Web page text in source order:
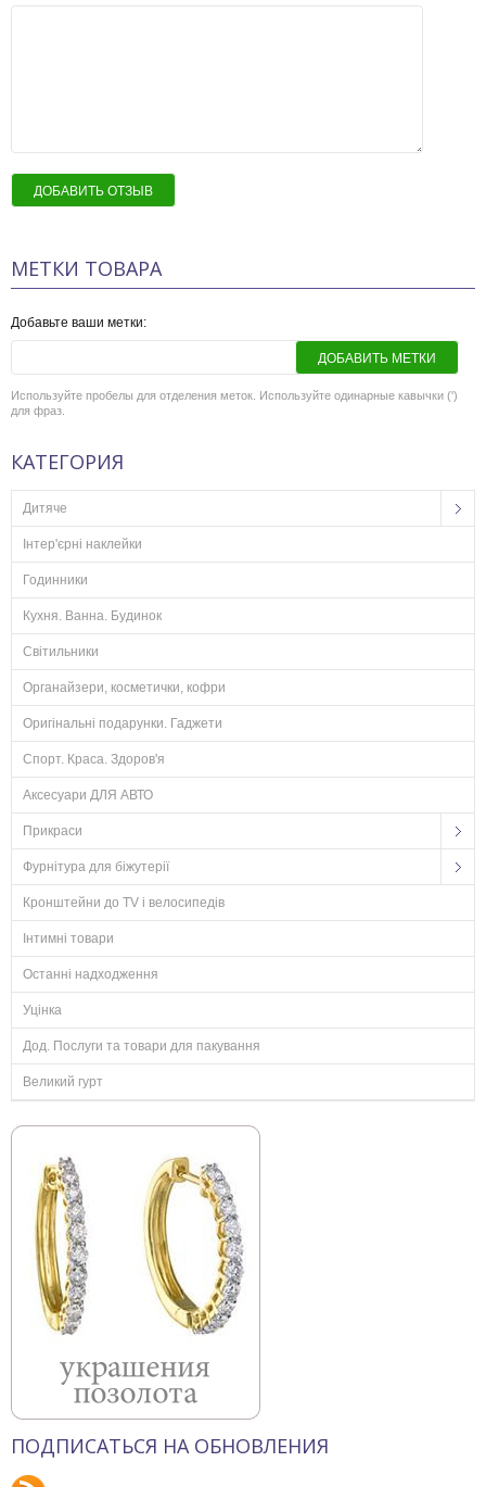
ДОБАВИТЬ ОТЗЫВ
МЕТКИ ТОВАРА
Добавьте ваши метки:
ДОБАВИТЬ МЕТКИ
Используйте пробелы для отделения меток. Используйте одинарные кавычки (')
для фраз.
КАТЕГОРИЯ
Дитяче
Інтер'єрні наклейки
Годинники
Кухня. Ванна. Будинок
Світильники
Органайзери, косметички, кофри
Оригінальні подарунки. Гаджети
Спорт. Краса. Здоров'я
Аксесуари ДЛЯ АВТО
Прикраси
Фурнітура для біжутерії
Кронштейни до TV і велосипедів
Інтимні товари
Останні надходження
Уцінка
Дод. Послуги та товари для пакування
Великий гурт
ПОДПИСАТЬСЯ НА ОБНОВЛЕНИЯ